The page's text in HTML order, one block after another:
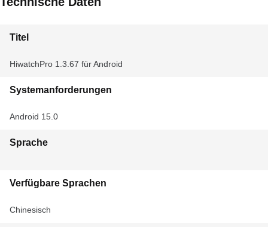
Titel
HiwatchPro 1.3.67 für Android
Systemanforderungen
Android 15.0
Sprache
Verfügbare Sprachen
Chinesisch